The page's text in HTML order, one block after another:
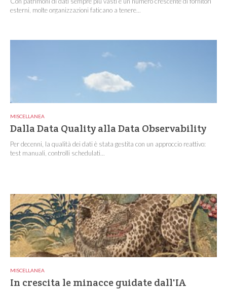
esterni, molte organizzazioni faticano a tenere...
MISCELLANEA
Dalla Data Quality alla Data Observability
Per decenni, la qualità dei dati è stata gestita con un approccio reattivo:
test manuali, controlli schedulati...
MISCELLANEA
In crescita le minacce guidate dall'IA